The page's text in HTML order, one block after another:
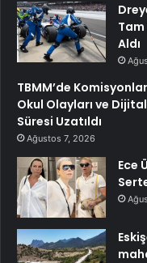
Tam
Aldı
TBMM’de
Okul Olayları ve
Süresi Uzatıldı
Ağustos 7, 2026
Ece